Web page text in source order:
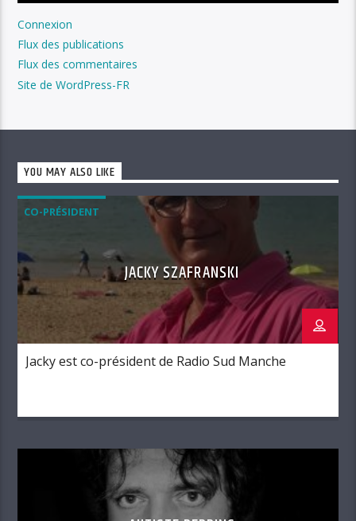
Connexion
Flux des publications
Flux des commentaires
Site de WordPress-FR
YOU MAY ALSO LIKE
CO-PRÉSIDENT
JACKY SZAFRANSKI
Jacky est co-président de Radio Sud Manche